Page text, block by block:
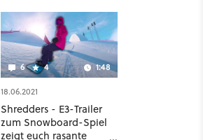
6 4 1:48
18.06.2021
Shredders - E3-Trailer
zum Snowboard-Spiel
zeigt euch rasante